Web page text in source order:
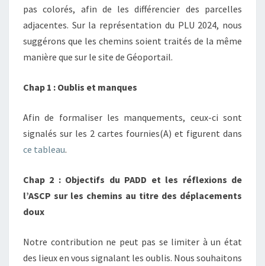
pas colorés, afin de les différencier des parcelles
adjacentes. Sur la représentation du PLU 2024, nous
suggérons que les chemins soient traités de la même
manière que sur le site de Géoportail.
Chap 1 : Oublis et manques
Afin de formaliser les manquements, ceux-ci sont
signalés sur les 2 cartes fournies(A) et figurent dans
ce tableau.
Chap 2 : Objectifs du PADD et les réflexions de
l’ASCP sur les chemins au titre des déplacements
doux
Notre contribution ne peut pas se limiter à un état
des lieux en vous signalant les oublis. Nous souhaitons